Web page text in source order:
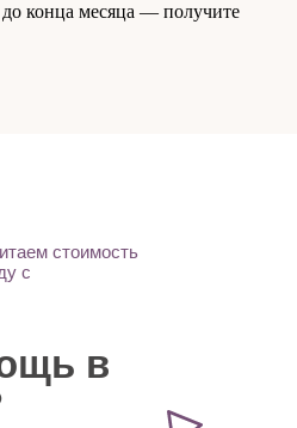
конца месяца — получите
стоимость
с
в